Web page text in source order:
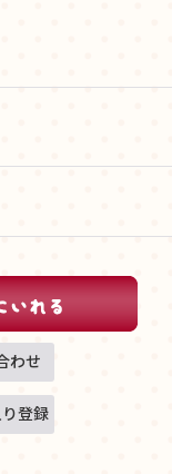
わせ
登録